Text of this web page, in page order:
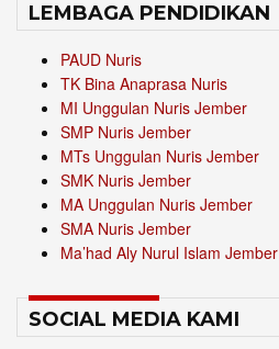
LEMBAGA PENDIDIKAN
PAUD Nuris
TK Bina Anaprasa Nuris
MI Unggulan Nuris Jember
SMP Nuris Jember
MTs Unggulan Nuris Jember
SMK Nuris Jember
MA Unggulan Nuris Jember
SMA Nuris Jember
Ma’had Aly Nurul Islam Jember
SOCIAL MEDIA KAMI